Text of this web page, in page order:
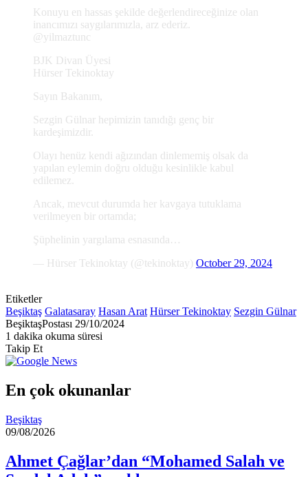
Konuyu en hassas şekilde değerlendireceğinize olan
inancımızı saygılarımızla, arz ederiz.
@yilmaztunc
BJK Divan Üyesi
Hürser Tekinoktay
Sayın Bakanım,
Sezgin Gülnar hepimizin tanıdığı genç bir
kardeşimizdir.
Olayı henüz kendi ağızından dinlememiş olsak da
yapılan eylemin doğru olduğu kesinlikle kabul
edilemez.
Ancak, mevcut durumda her kavgaya tutuklama
verilmeyen bir ortamda;
Şüphelinin yargılama esnasında…
— Hürser Tekinoktay (@tekinoktay) October 29, 2024
Etiketler
Beşiktaş Galatasaray Hasan Arat Hürser Tekinoktay Sezgin Gülnar
BeşiktaşPostası Bir
e-
göndermek
29/10/2024
1 dakika okuma süresi
Takip Et
En çok okunanlar
Beşiktaş
09/08/2026
Ahmet Çağlar’dan “Mohamed Salah ve